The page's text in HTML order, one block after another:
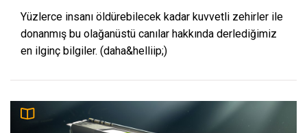
Yüzlerce insanı öldürebilecek kadar kuvvetli zehirler ile
donanmış bu olağanüstü canılar hakkında derlediğimiz
en ilginç bilgiler. (daha&helliip;)